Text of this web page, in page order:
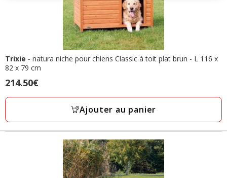
Trixie - natura niche pour chiens Classic à toit plat brun - L 116 x
82 x 79 cm
Prix
214.50€
214.50€
Ajouter au panier